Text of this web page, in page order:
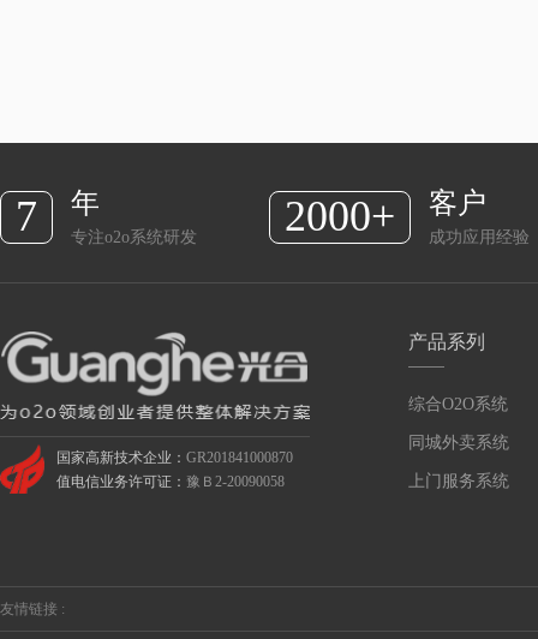
7 年
专注o2o系统研发 2000+ 客户
成功应用经验
国家高新技术企业： GR201841000870
值电信业务许可证： 豫Ｂ2-20090058
产品系列
综合O2O系统
同城外卖系统
上门服务系统
友情链接 :